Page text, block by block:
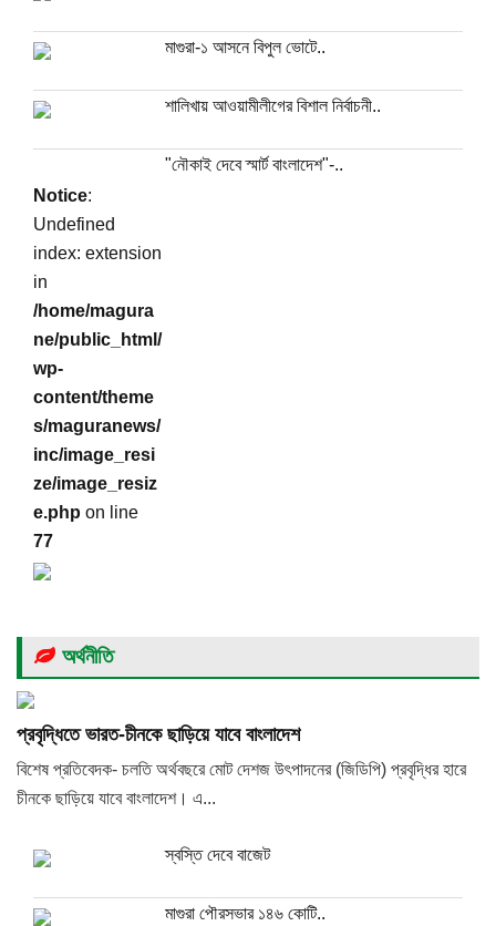
মাগুরা-১ আসনে বিপুল ভোটে..
শালিখায় আওয়ামীলীগের বিশাল নির্বাচনী..
Notice:
Undefined
index: extension
in
/home/magura
ne/public_html/
wp-
content/theme
s/maguranews/
inc/image_resi
ze/image_resiz
e.php on line
77
"নৌকাই দেবে স্মার্ট বাংলাদেশ"-..
অর্থনীতি
প্রবৃদ্ধিতে ভারত-চীনকে ছাড়িয়ে যাবে বাংলাদেশ
বিশেষ প্রতিবেদক- চলতি অর্থবছরে মোট দেশজ উৎপাদনের (জিডিপি) প্রবৃদ্ধির হারে
চীনকে ছাড়িয়ে যাবে বাংলাদেশ। এ...
স্বস্তি দেবে বাজেট
মাগুরা পৌরসভার ১৪৬ কোটি..